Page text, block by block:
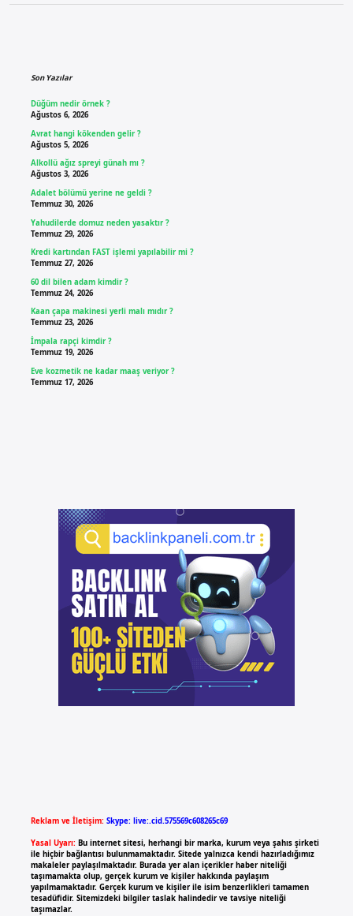
Son Yazılar
Düğüm nedir örnek ?
Ağustos 6, 2026
Avrat hangi kökenden gelir ?
Ağustos 5, 2026
Alkollü ağız spreyi günah mı ?
Ağustos 3, 2026
Adalet bölümü yerine ne geldi ?
Temmuz 30, 2026
Yahudilerde domuz neden yasaktır ?
Temmuz 29, 2026
Kredi kartından FAST işlemi yapılabilir mi ?
Temmuz 27, 2026
60 dil bilen adam kimdir ?
Temmuz 24, 2026
Kaan çapa makinesi yerli malı mıdır ?
Temmuz 23, 2026
İmpala rapçi kimdir ?
Temmuz 19, 2026
Eve kozmetik ne kadar maaş veriyor ?
Temmuz 17, 2026
Reklam ve İletişim: Skype: live:.cid.575569c608265c69
Yasal Uyarı: Bu internet sitesi, herhangi bir marka, kurum veya şahıs şirketi
ile hiçbir bağlantısı bulunmamaktadır. Sitede yalnızca kendi hazırladığımız
makaleler paylaşılmaktadır. Burada yer alan içerikler haber niteliği
taşımamakta olup, gerçek kurum ve kişiler hakkında paylaşım
yapılmamaktadır. Gerçek kurum ve kişiler ile isim benzerlikleri tamamen
tesadüfidir. Sitemizdeki bilgiler taslak halindedir ve tavsiye niteliği
taşımazlar.